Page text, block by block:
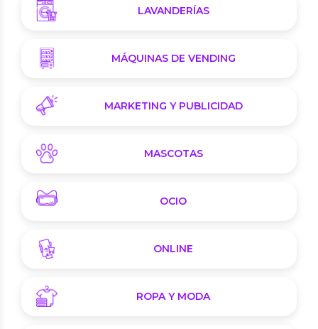
LAVANDERÍAS
MÁQUINAS DE VENDING
MARKETING Y PUBLICIDAD
MASCOTAS
OCIO
ONLINE
ROPA Y MODA